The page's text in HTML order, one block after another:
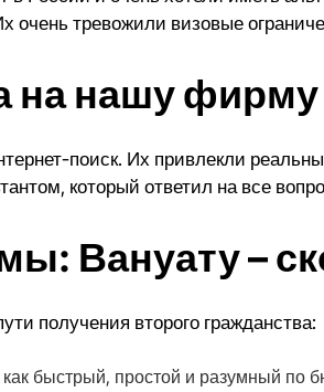
очень тревожили визовые
на нашу фирму
поиск. Их привлекли
который ответил на все
Вануату –
получения второго гражданства:
быстрый, простой и разумный по